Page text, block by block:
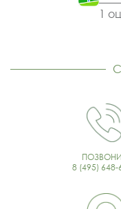
1
8 (495) 648-